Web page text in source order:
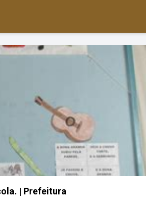
| Prefeitura